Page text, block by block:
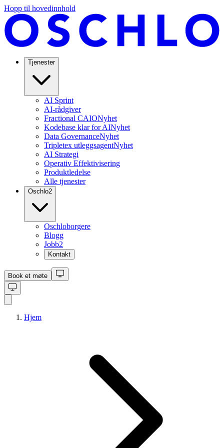
Hopp til hovedinnhold
Tjenester
AI Sprint
AI-rådgiver
Fractional CAIONyhet
Kodebase klar for AINyhet
Data GovernanceNyhet
Tripletex utleggsagentNyhet
AI Strategi
Operativ Effektivisering
Produktledelse
Alle tjenester
Oschlo2
Oschloborgere
Blogg
Jobb2
Kontakt
Book et møte
Hjem